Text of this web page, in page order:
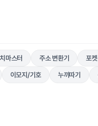
마스터 주소 변환기 포
이모지/기호 누끼따기